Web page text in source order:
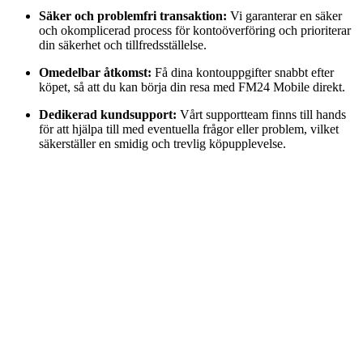
Säker och problemfri transaktion: Vi garanterar en säker
och okomplicerad process för kontoöverföring och prioriterar
din säkerhet och tillfredsställelse.
Omedelbar åtkomst: Få dina kontouppgifter snabbt efter
köpet, så att du kan börja din resa med FM24 Mobile direkt.
Dedikerad kundsupport: Vårt supportteam finns till hands
för att hjälpa till med eventuella frågor eller problem, vilket
säkerställer en smidig och trevlig köpupplevelse.